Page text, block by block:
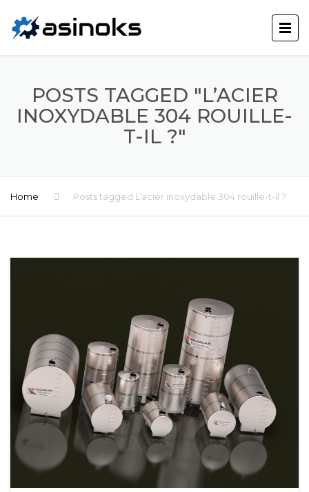
POSTS TAGGED "L’ACIER
INOXYDABLE 304 ROUILLE-
T-IL ?"
Home Posts tagged L’acier inoxydable 304 rouille-t-il ?